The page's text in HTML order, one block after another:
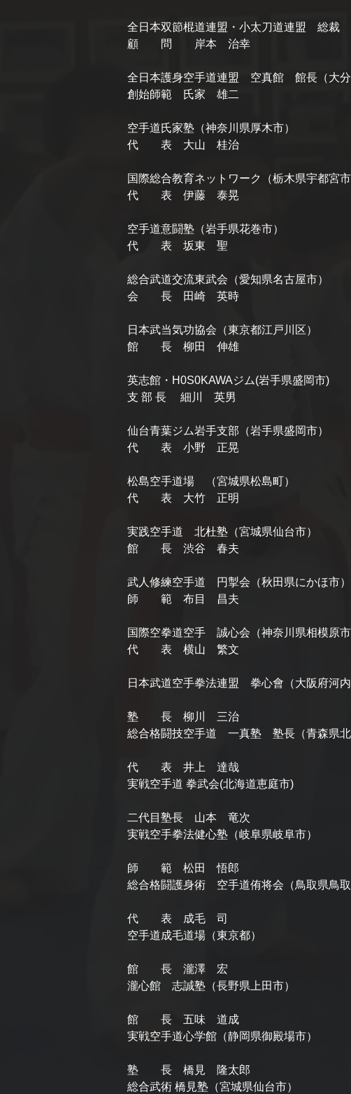
全日本双節棍道連盟・小太刀道連盟 総裁
顧 問 岸本 治幸
全日本護身空手道連盟 空真館 館長（大分
創始師範 氏家 雄二
空手道氏家塾（神奈川県厚木市）
代 表 大山 桂治
国際総合教育ネットワーク（栃木県宇都宮市
代 表 伊藤 泰晃
空手道意闘塾（岩手県花巻市）
代 表 坂東 聖
総合武道交流東武会（愛知県名古屋市）
会 長 田崎 英時
日本武当気功協会（東京都江戸川区）
館 長 柳田 伸雄
英志館・H0S0KAWAジム(岩手県盛岡市)
支 部 長 細川 英男
仙台青葉ジム岩手支部（岩手県盛岡市）
代 表 小野 正晃
松島空手道場 （宮城県松島町）
代 表 大竹 正明
実践空手道 北杜塾（宮城県仙台市）
館 長 渋谷 春夫
武人修練空手道 円掣会（秋田県にかほ市）
師 範 布目 昌夫
国際空拳道空手 誠心会（神奈川県相模原市
代 表 横山 繁文
日本武道空手拳法連盟 拳心會（大阪府河内
塾 長 柳川 三治
総合格闘技空手道 一真塾 塾長（青森県北
代 表 井上 達哉
実戦空手道 拳武会(北海道恵庭市)
二代目塾長 山本 竜次
実戦空手拳法健心塾（岐阜県岐阜市）
師 範 松田 悟郎
総合格闘護身術 空手道侑将会（鳥取県鳥取
代 表 成毛 司
空手道成毛道場（東京都）
館 長 瀧澤 宏
瀧心館 志誠塾（長野県上田市）
館 長 五味 道成
実戦空手道心学館（静岡県御殿場市）
塾 長 橋見 隆太郎
総合武術 橋見塾（宮城県仙台市）